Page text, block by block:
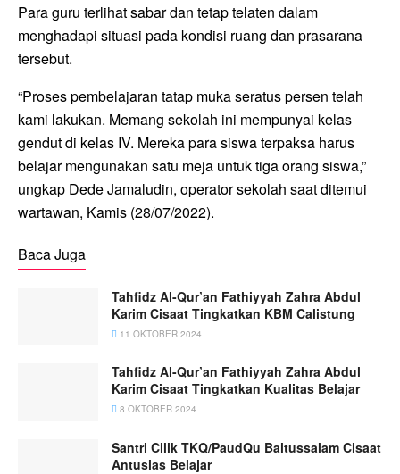
Para guru terlihat sabar dan tetap telaten dalam
menghadapi situasi pada kondisi ruang dan prasarana
tersebut.
“Proses pembelajaran tatap muka seratus persen telah
kami lakukan. Memang sekolah ini mempunyai kelas
gendut di kelas IV. Mereka para siswa terpaksa harus
belajar mengunakan satu meja untuk tiga orang siswa,”
ungkap Dede Jamaludin, operator sekolah saat ditemui
wartawan, Kamis (28/07/2022).
Baca Juga
Tahfidz Al-Qur’an Fathiyyah Zahra Abdul
Karim Cisaat Tingkatkan KBM Calistung
11 OKTOBER 2024
Tahfidz Al-Qur’an Fathiyyah Zahra Abdul
Karim Cisaat Tingkatkan Kualitas Belajar
8 OKTOBER 2024
Santri Cilik TKQ/PaudQu Baitussalam Cisaat
Antusias Belajar